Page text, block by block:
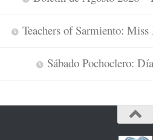
Teachers of Sarmiento:
Sábado Pochoclero: